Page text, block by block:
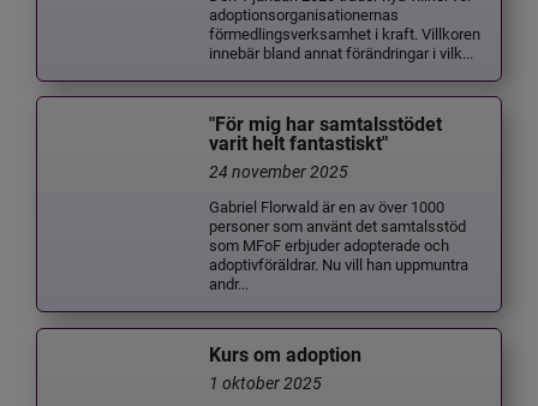
adoptionsorganisationernas
förmedlingsverksamhet i kraft. Villkoren
innebär bland annat förändringar i vilk...
"För mig har samtalsstödet
varit helt fantastiskt"
24 november 2025
Gabriel Florwald är en av över 1000
personer som använt det samtalsstöd
som MFoF erbjuder adopterade och
adoptivföräldrar. Nu vill han uppmuntra
andr...
Kurs om adoption
1 oktober 2025